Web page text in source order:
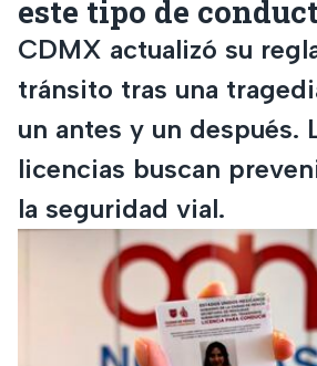
este tipo de
CDMX actualizó su
tránsito tras una
un antes y un después.
licencias buscan
la seguridad vial.